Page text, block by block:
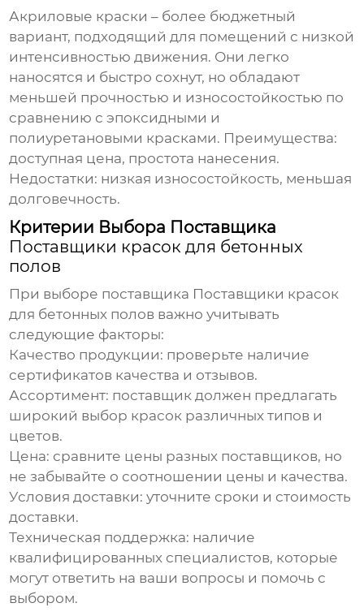
Акриловые краски – более бюджетный
вариант, подходящий для помещений с низкой
интенсивностью движения. Они легко
наносятся и быстро сохнут, но обладают
меньшей прочностью и износостойкостью по
сравнению с эпоксидными и
полиуретановыми красками. Преимущества:
доступная цена, простота нанесения.
Недостатки: низкая износостойкость, меньшая
долговечность.
Критерии Выбора Поставщика
Поставщики красок для бетонных
полов
При выборе поставщика Поставщики красок
для бетонных полов важно учитывать
следующие факторы:
Качество продукции: проверьте наличие
сертификатов качества и отзывов.
Ассортимент: поставщик должен предлагать
широкий выбор красок различных типов и
цветов.
Цена: сравните цены разных поставщиков, но
не забывайте о соотношении цены и качества.
Условия доставки: уточните сроки и стоимость
доставки.
Техническая поддержка: наличие
квалифицированных специалистов, которые
могут ответить на ваши вопросы и помочь с
выбором.